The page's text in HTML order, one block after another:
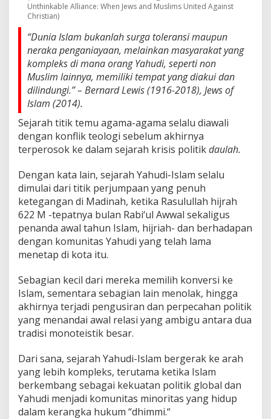
Unthinkable Alliance: When Jews and Muslims United Against
Christian)
“Dunia Islam bukanlah surga toleransi maupun
neraka penganiayaan, melainkan masyarakat yang
kompleks di mana orang Yahudi, seperti non
Muslim lainnya, memiliki tempat yang diakui dan
dilindungi.” – Bernard Lewis (1916-2018), Jews of
Islam (2014).
Sejarah titik temu agama-agama selalu diawali
dengan konflik teologi sebelum akhirnya
terperosok ke dalam sejarah krisis politikdaulah.
Dengan kata lain, sejarah Yahudi-Islam selalu
dimulai dari titik perjumpaan yang penuh
ketegangan di Madinah, ketika Rasulullah hijrah
622 M -tepatnya bulan Rabi‘ul Awwal sekaligus
penanda awal tahun Islam, hijriah- dan berhadapan
dengan komunitas Yahudi yang telah lama
menetap di kota itu.
Sebagian kecil dari mereka memilih konversi ke
Islam, sementara sebagian lain menolak, hingga
akhirnya terjadi pengusiran dan perpecahan politik
yang menandai awal relasi yang ambigu antara dua
tradisi monoteistik besar.
Dari sana, sejarah Yahudi-Islam bergerak ke arah
yang lebih kompleks, terutama ketika Islam
berkembang sebagai kekuatan politik global dan
Yahudi menjadi komunitas minoritas yang hidup
dalam kerangka hukum “dhimmi.“